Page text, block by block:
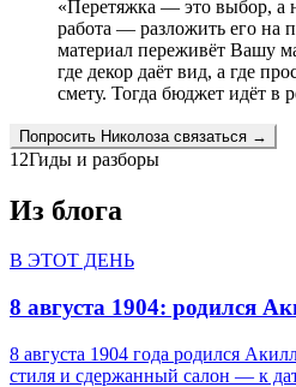
«Перетяжка — это выбор, а
работа — разложить его на
материал переживёт Вашу
где декор даёт вид, а где
смету. Тогда бюджет идёт в
Попросить Николоза связаться →
12Гиды и разборы
Из блога
В ЭТОТ ДЕНЬ
8 августа 1904: родился
8 августа 1904 года родился
стиля и сдержанный салон — к